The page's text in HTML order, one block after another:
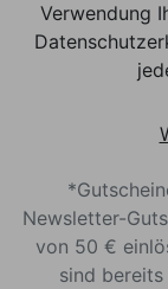
Verwendung
Newsletter-
von 50 €
sind